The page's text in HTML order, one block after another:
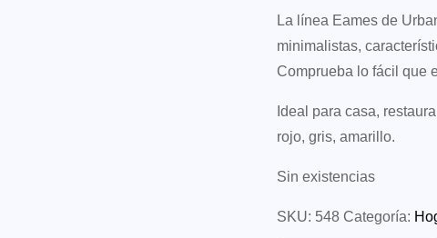
La línea Eames de
minimalistas,
Comprueba lo fácil que
Ideal para casa,
rojo, gris, amarillo.
Sin existencias
SKU: 548 Categoría: